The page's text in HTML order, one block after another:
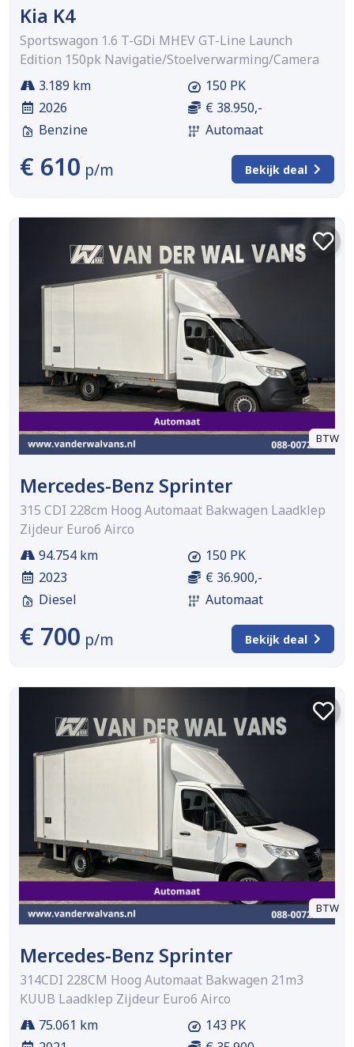
Kia K4
Sportswagon 1.6 T-GDi MHEV GT-Line Launch
Edition 150pk Navigatie/Stoelverwarming/Camera
3.189 km
2026
Benzine
150 PK
€ 38.950,-
Automaat
€ 610 p/m Bekijk deal
BTW
Mercedes-Benz Sprinter
315 CDI 228cm Hoog Automaat Bakwagen Laadklep
Zijdeur Euro6 Airco
94.754 km
2023
Diesel
150 PK
€ 36.900,-
Automaat
€ 700 p/m Bekijk deal
BTW
Mercedes-Benz Sprinter
314CDI 228CM Hoog Automaat Bakwagen 21m3
KUUB Laadklep Zijdeur Euro6 Airco
75.061 km
143 PK